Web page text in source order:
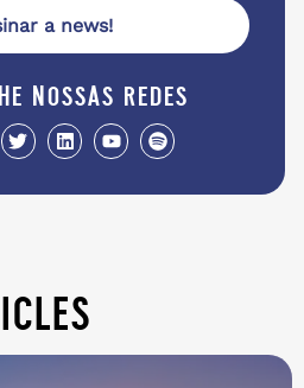
a news!
nossas redes